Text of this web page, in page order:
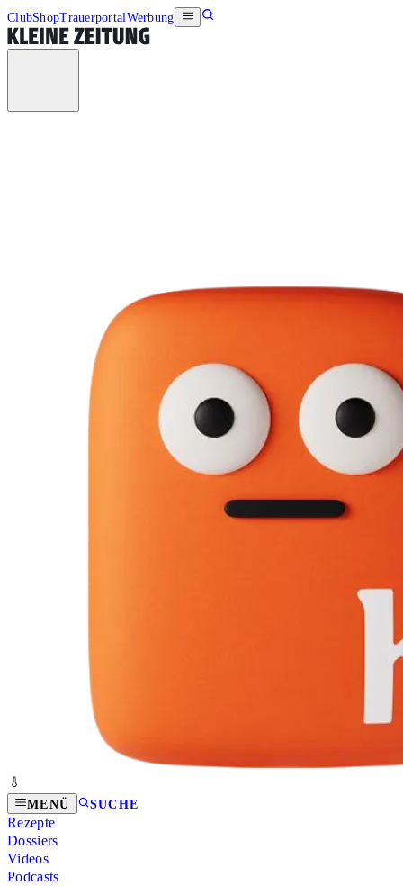
ClubShopTrauerportalWerbung
MENÜ SUCHE
Rezepte
Dossiers
Videos
Podcasts